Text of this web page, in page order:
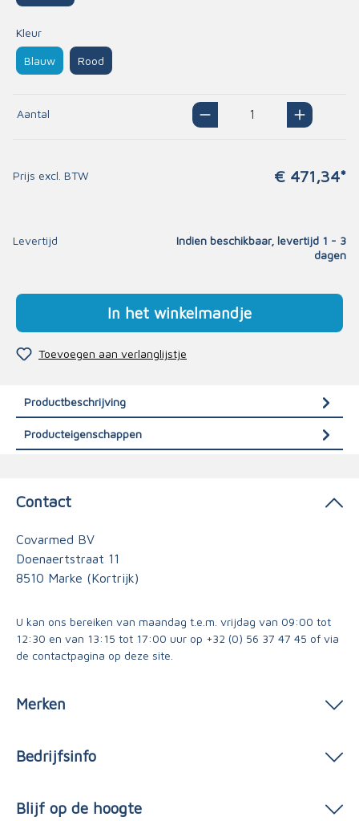
Kleur
Blauw Rood
Aantal
Prijs excl. BTW € 471,34*
Levertijd
Indien beschikbaar, levertijd 1 - 3
dagen
In het winkelmandje
Toevoegen aan verlanglijstje
Productbeschrijving
Producteigenschappen
Contact
Covarmed BV
Doenaertstraat 11
8510 Marke (Kortrijk)
U kan ons bereiken van maandag t.e.m. vrijdag van 09:00 tot
12:30 en van 13:15 tot 17:00 uur op +32 (0) 56 37 47 45 of via
de contactpagina op deze site.
Merken
Bedrijfsinfo
Blijf op de hoogte